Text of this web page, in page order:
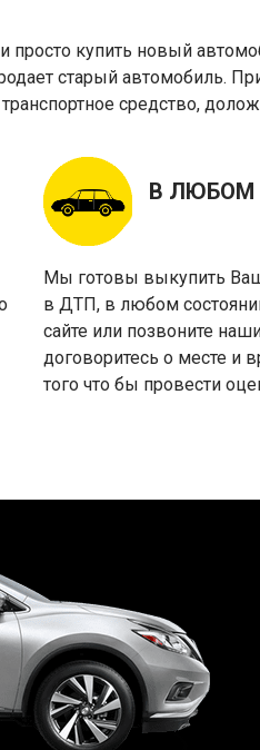
купить новый
старый автомобиль.
средство,
В ЛЮБОМ
Мы готовы выкупить
в ДТП, в любом
сайте или позвоните
договоритесь о месте и
того что бы провести